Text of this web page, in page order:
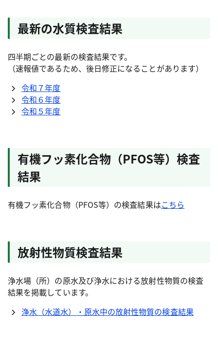
最新の水質検査結果
四半期ごとの最新の検査結果です。
（速報値であるため、後日修正になることがあります）
令和７年度
令和６年度
令和５年度
有機フッ素化合物（PFOS等）検査
結果
有機フッ素化合物（PFOS等）の検査結果はこちら
放射性物質検査結果
浄水場（所）の原水及び浄水における放射性物質の検査
結果を掲載しています。
浄水（水道水）・原水中の放射性物質の検査結果